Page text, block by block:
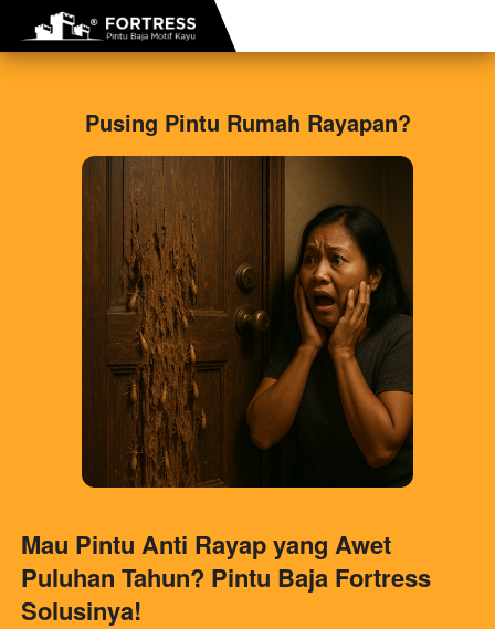
Pusing Pintu Rumah Rayapan?
Mau Pintu Anti Rayap yang Awet
Puluhan Tahun? Pintu Baja Fortress
Solusinya!